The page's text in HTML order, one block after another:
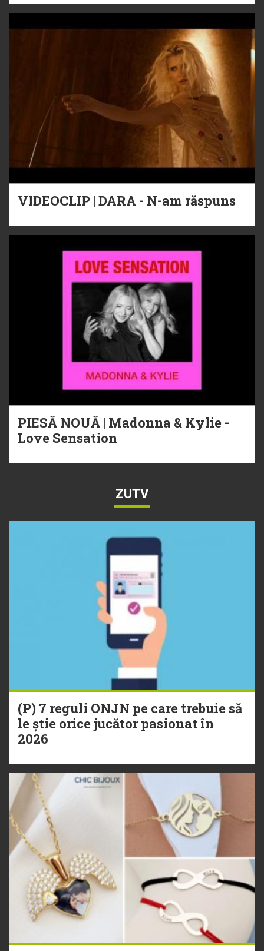
VIDEOCLIP | DARA - N-am răspuns
PIESĂ NOUĂ | Madonna & Kylie -
Love Sensation
ZUTV
(P) 7 reguli ONJN pe care trebuie să
le știe orice jucător pasionat în
2026